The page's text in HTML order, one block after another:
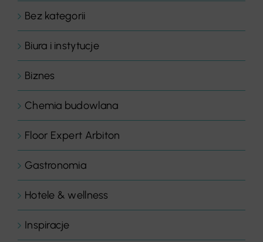
Bez kategorii
Biura i instytucje
Biznes
Chemia budowlana
Floor Expert Arbiton
Gastronomia
Hotele & wellness
Inspiracje